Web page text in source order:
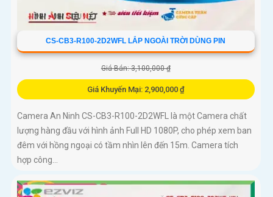
CS-CB3-R100-2D2WFL LẮP NGOÀI TRỜI DÙNG PIN
Giá Bán: 3,100,000 ₫
Giá Khuyến Mại: 2,900,000 ₫
Camera An Ninh CS-CB3-R100-2D2WFL là một Camera chất
lượng hàng đầu với hình ảnh Full HD 1080P, cho phép xem ban
đêm với hồng ngoại có tầm nhìn lên đến 15m. Camera tích
hợp công...